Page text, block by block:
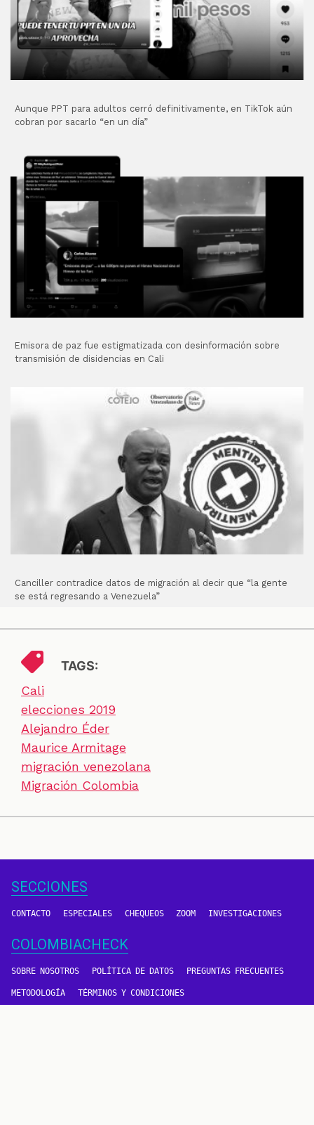
Aunque PPT para adultos cerró definitivamente, en TikTok aún
cobran por sacarlo “en un día”
Emisora de paz fue estigmatizada con desinformación sobre
transmisión de disidencias en Cali
Canciller contradice datos de migración al decir que “la gente
se está regresando a Venezuela”
TAGS:
Cali
elecciones 2019
Alejandro Éder
Maurice Armitage
migración venezolana
Migración Colombia
SECCIONES
CONTACTO ESPECIALES CHEQUEOS ZOOM INVESTIGACIONES
COLOMBIACHECK
SOBRE NOSOTROS POLÍTICA DE DATOS PREGUNTAS FRECUENTES
METODOLOGÍA TÉRMINOS Y CONDICIONES